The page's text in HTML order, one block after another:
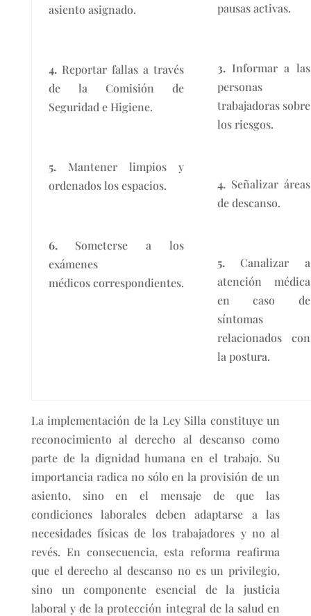
asiento asignado.
4.Reportar fallas a través
de la Comisión de
Seguridad e Higiene.
5.Mantener limpios y
ordenados los espacios.
6.Someterse a los
exámenes
médicos correspondientes.
pausas activas.
3.Informar a las
personas
trabajadoras sobre
los riesgos.
4.Señalizar áreas
de descanso.
5.Canalizar a
atención médica
en caso de
síntomas
relacionados con
la postura.
La implementación de la Ley Silla constituye un
reconocimiento al derecho al descanso como
parte de la dignidad humana en el trabajo. Su
importancia radica no sólo en la provisión de un
asiento, sino en el mensaje de que las
condiciones laborales deben adaptarse a las
necesidades físicas de los trabajadores y no al
revés. En consecuencia, esta reforma reafirma
que el derecho al descanso no es un privilegio,
sino un componente esencial de la justicia
laboral y de la protección integral de la salud en